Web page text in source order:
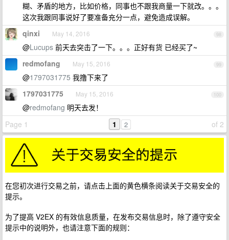
糊、矛盾的地方，比如价格，同事也不跟我商量一下就改。。。
这次我跟同事说好了要准备充分一点，避免造成误解。
98
qinxi May 14, 2016
@Lucups 前天去突击了一下。。。正好有货 已经买了~
99
redmofang May 15, 2016
@1797031775 我撸下来了
100
1797031775 May 15, 2016
@redmofang 明天去发！
Page 1
of 2
1 2
在您初次进行交易之前，请点击上面的黄色横条阅读关于交易安全的
提示。
为了提高 V2EX 的有效信息质量，在发布交易信息时，除了遵守安全
提示中的说明外，也请注意下面的规则：